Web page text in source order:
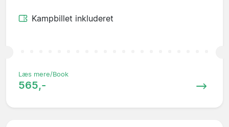
Kampbillet inkluderet
Læs mere/Book
565,-